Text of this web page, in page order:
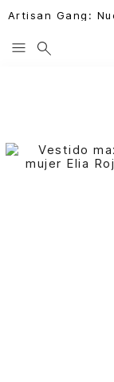
Artisan Gang: